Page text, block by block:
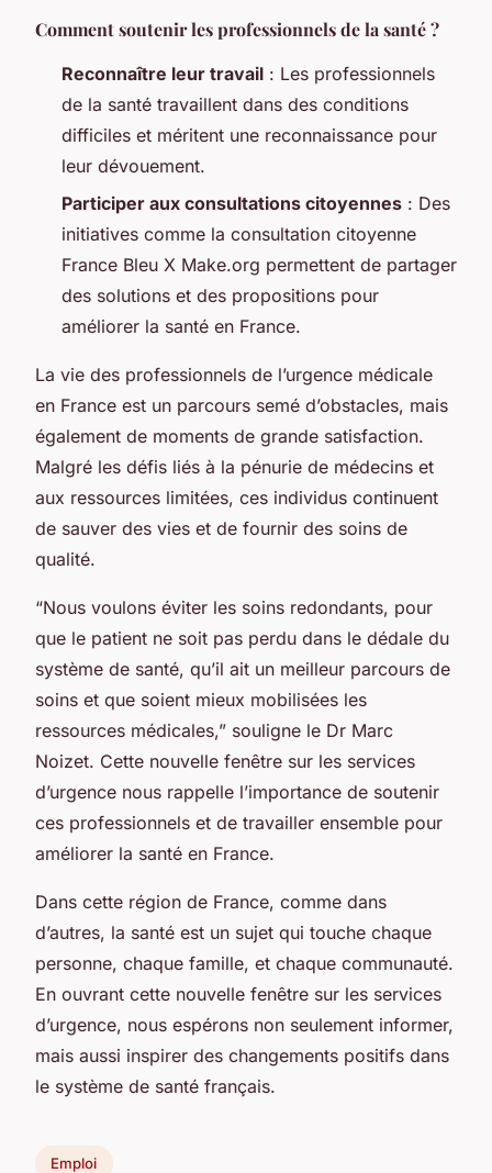
Comment soutenir les professionnels de la santé ?
Reconnaître leur travail : Les professionnels
de la santé travaillent dans des conditions
difficiles et méritent une reconnaissance pour
leur dévouement.
Participer aux consultations citoyennes : Des
initiatives comme la consultation citoyenne
France Bleu X Make.org permettent de partager
des solutions et des propositions pour
améliorer la santé en France.
La vie des professionnels de l’urgence médicale
en France est un parcours semé d’obstacles, mais
également de moments de grande satisfaction.
Malgré les défis liés à la pénurie de médecins et
aux ressources limitées, ces individus continuent
de sauver des vies et de fournir des soins de
qualité.
“Nous voulons éviter les soins redondants, pour
que le patient ne soit pas perdu dans le dédale du
système de santé, qu’il ait un meilleur parcours de
soins et que soient mieux mobilisées les
ressources médicales,” souligne le Dr Marc
Noizet. Cette nouvelle fenêtre sur les services
d’urgence nous rappelle l’importance de soutenir
ces professionnels et de travailler ensemble pour
améliorer la santé en France.
Dans cette région de France, comme dans
d’autres, la santé est un sujet qui touche chaque
personne, chaque famille, et chaque communauté.
En ouvrant cette nouvelle fenêtre sur les services
d’urgence, nous espérons non seulement informer,
mais aussi inspirer des changements positifs dans
le système de santé français.
Emploi